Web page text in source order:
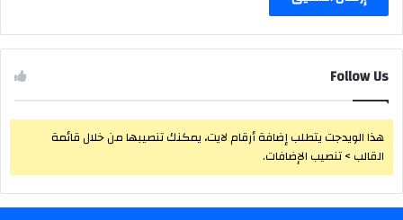
Follow Us
هذا الويدجت يتطلب إضافة أرقام لايت، يمكنك تنصيبها من خلال قائمة
القالب > تنصيب الإضافات.